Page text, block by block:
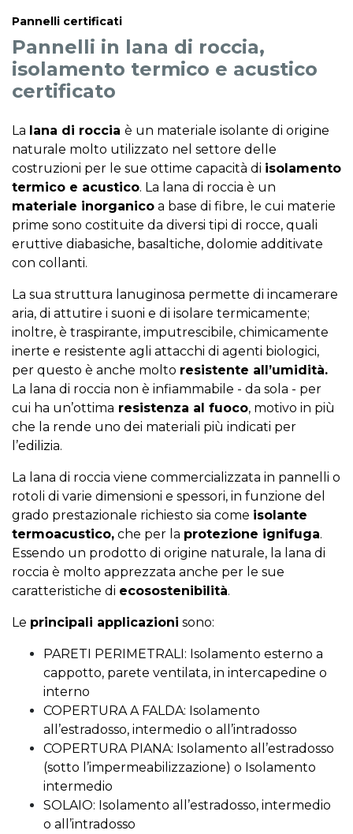
Pannelli certificati
Pannelli in lana di roccia,
isolamento termico e acustico
certificato
La lana di roccia è un materiale isolante di origine
naturale molto utilizzato nel settore delle
costruzioni per le sue ottime capacità di isolamento
termico e acustico. La lana di roccia è un
materiale inorganico a base di fibre, le cui materie
prime sono costituite da diversi tipi di rocce, quali
eruttive diabasiche, basaltiche, dolomie additivate
con collanti.
La sua struttura lanuginosa permette di incamerare
aria, di attutire i suoni e di isolare termicamente;
inoltre, è traspirante, imputrescibile, chimicamente
inerte e resistente agli attacchi di agenti biologici,
per questo è anche molto resistente all’umidità.
La lana di roccia non è infiammabile - da sola - per
cui ha un’ottima resistenza al fuoco, motivo in più
che la rende uno dei materiali più indicati per
l’edilizia.
La lana di roccia viene commercializzata in pannelli o
rotoli di varie dimensioni e spessori, in funzione del
grado prestazionale richiesto sia come isolante
termoacustico, che per la protezione ignifuga.
Essendo un prodotto di origine naturale, la lana di
roccia è molto apprezzata anche per le sue
caratteristiche di ecosostenibilità.
Le principali applicazioni sono:
PARETI PERIMETRALI: Isolamento esterno a
cappotto, parete ventilata, in intercapedine o
interno
COPERTURA A FALDA: Isolamento
all’estradosso, intermedio o all’intradosso
COPERTURA PIANA: Isolamento all’estradosso
(sotto l’impermeabilizzazione) o Isolamento
intermedio
SOLAIO: Isolamento all’estradosso, intermedio
o all’intradosso